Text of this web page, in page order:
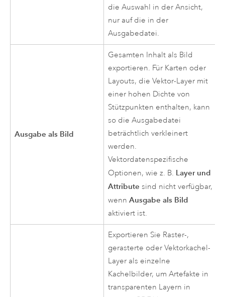
die Auswahl in der Ansicht,
nur auf die in der
Ausgabedatei.
Ausgabe als Bild
Gesamten Inhalt als Bild
exportieren. Für Karten oder
Layouts, die Vektor-Layer mit
einer hohen Dichte von
Stützpunkten enthalten, kann
so die Ausgabedatei
beträchtlich verkleinert
werden.
Vektordatenspezifische
Optionen, wie z. B. Layer und
Attribute sind nicht verfügbar,
wennAusgabe als Bild
aktiviert ist.
Exportieren Sie Raster-,
gerasterte oder Vektorkachel-
Layer als einzelne
Kachelbilder, um Artefakte in
transparenten Layern in